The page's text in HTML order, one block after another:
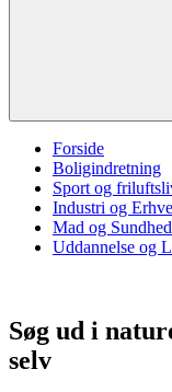
Forside
Boligindretning
Sport og
Industri og
Mad og Sundhed
Uddannelse og
Søg ud i
selv